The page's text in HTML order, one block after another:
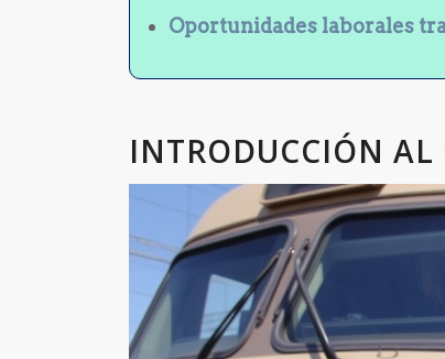
Oportunidades laborales
INTRODUCCIÓN